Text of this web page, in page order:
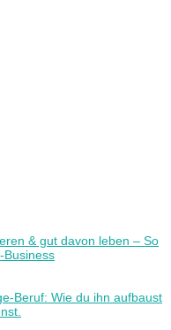
& gut davon leben – So
Business
Beruf: Wie du ihn aufbaust